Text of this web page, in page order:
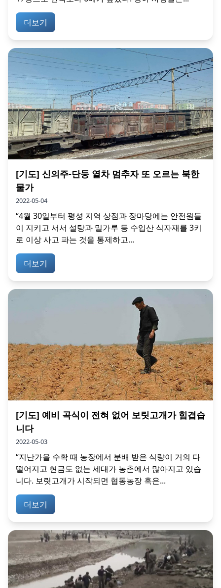
더보기
[기도] 신의주-단둥 열차 멈추자 또 오르는 북한
물가
2022-05-04
“4월 30일부터 평성 지역 상점과 장마당에는 안전원들
이 지키고 서서 설탕과 밀가루 등 수입산 식자재를 3키
로 이상 사고 파는 것을 통제하고...
더보기
[기도] 예비 곡식이 전혀 없어 보릿고개가 힘겹습
니다
2022-05-03
“지난가을 수확 때 농장에서 분배 받은 식량이 거의 다
떨어지고 현금도 없는 세대가 농촌에서 많아지고 있습
니다. 보릿고개가 시작되면 협동농장 혹은...
더보기